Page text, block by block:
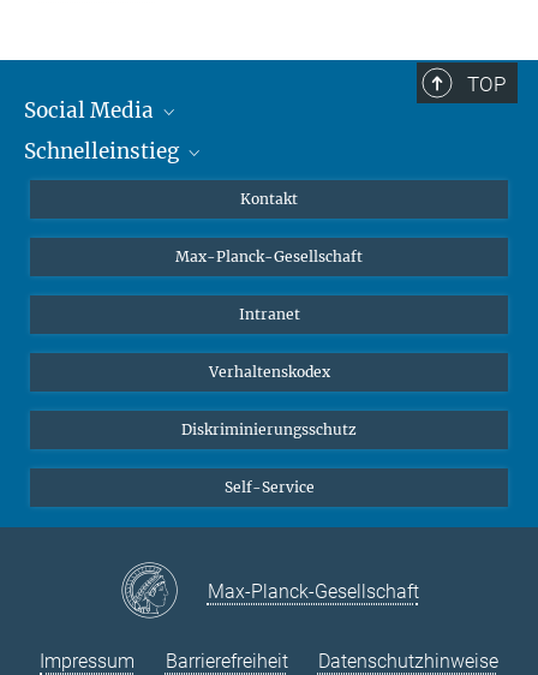
TOP
Social Media
Mastodon
Schnelleinstieg
Schüler*innen
Öffentlichkeit
Alumnae | Alumni
Kontakt
Max-Planck-Gesellschaft
Intranet
Verhaltenskodex
Diskriminierungsschutz
Self-Service
Max-Planck-Gesellschaft
Impressum Barrierefreiheit Datenschutzhinweise